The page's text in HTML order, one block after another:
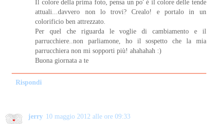
Il colore della prima foto, pensa un po' è il colore delle tende
attuali...davvero non lo trovi? Crealo! e portalo in un
colorificio ben attrezzato.
Per quel che riguarda le voglie di cambiamento e il
parrucchiere..non parliamone, ho il sospetto che la mia
parrucchiera non mi sopporti più! ahahahah :)
Buona giornata a te
Rispondi
jerry 10 maggio 2012 alle ore 09:33